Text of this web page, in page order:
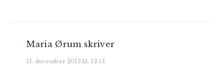
Maria Ørum skriver
11. december 2013 kl. 12:51